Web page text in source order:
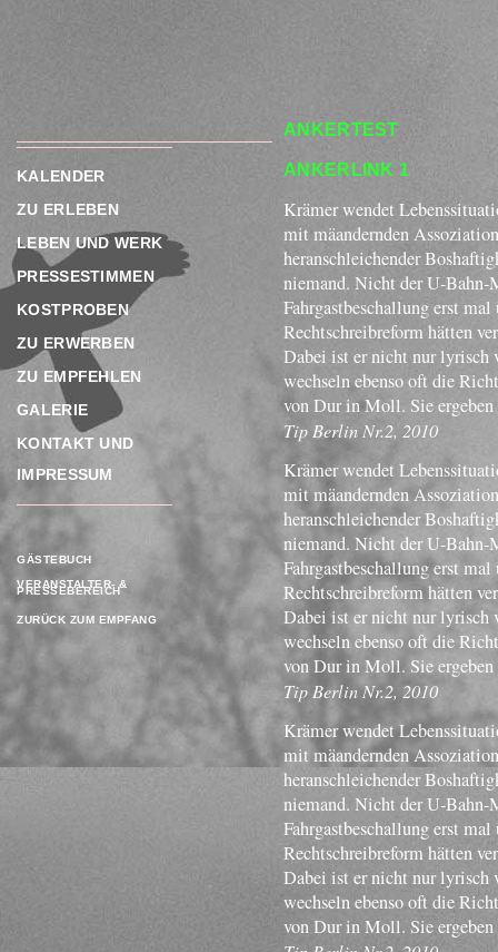
KALENDER
ZU ERLEBEN
LEBEN UND WERK
PRESSESTIMMEN
KOSTPROBEN
ZU ERWERBEN
ZU EMPFEHLEN
GALERIE
KONTAKT UND
IMPRESSUM
GÄSTEBUCH
VERANSTALTER- &
PRESSEBEREICH
ZURÜCK ZUM EMPFANG
ANKERTEST
ANKERLINK 1
Krämer wendet
mit mäandernden
heranschleichender
niemand. Nicht der U-Bahn-
Fahrgastbeschallung erst
Rechtschreibreform hätten
Dabei ist er nicht nur lyrisch
wechseln ebenso oft die
von Dur in Moll. Sie
Tip Berlin Nr.2, 2010
Krämer wendet
mit mäandernden
heranschleichender
niemand. Nicht der U-Bahn-
Fahrgastbeschallung erst
Rechtschreibreform hätten
Dabei ist er nicht nur lyrisch
wechseln ebenso oft die
von Dur in Moll. Sie
Tip Berlin Nr.2, 2010
Krämer wendet
mit mäandernden
heranschleichender
niemand. Nicht der U-Bahn-
Fahrgastbeschallung erst
Rechtschreibreform hätten
Dabei ist er nicht nur lyrisch
wechseln ebenso oft die
von Dur in Moll. Sie